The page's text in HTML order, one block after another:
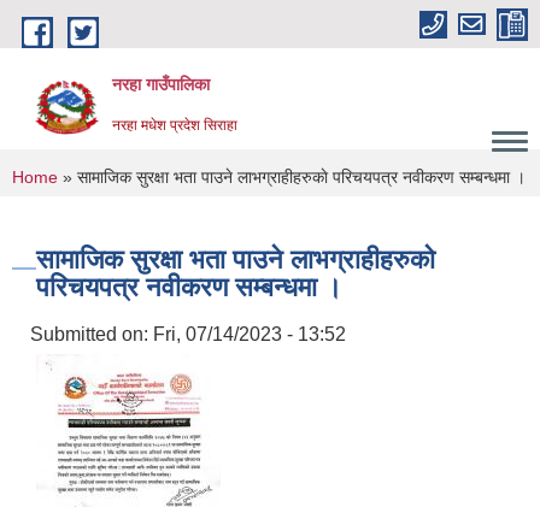
Skip to main content
नरहा गाउँपालिका
नरहा मधेश प्रदेश सिराहा
You are here
Home » सामाजिक सुरक्षा भता पाउने लाभग्राहीहरुकाे परिचयपत्र नवीकरण सम्बन्धमा ।
सामाजिक सुरक्षा भता पाउने लाभग्राहीहरुकाे
परिचयपत्र नवीकरण सम्बन्धमा ।
Submitted on: Fri, 07/14/2023 - 13:52